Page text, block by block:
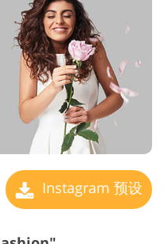
Instagram 预设